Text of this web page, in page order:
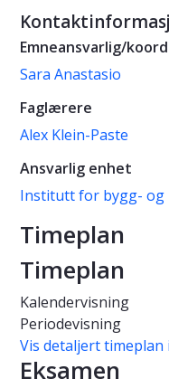
Emneansvarlig/
Sara Anastasio
Faglærere
Alex Klein-Paste
Ansvarlig enhet
Institutt for bygg- og
Timeplan
Timeplan
Kalendervisning
Periodevisning
Vis detaljert timeplan
Eksamen